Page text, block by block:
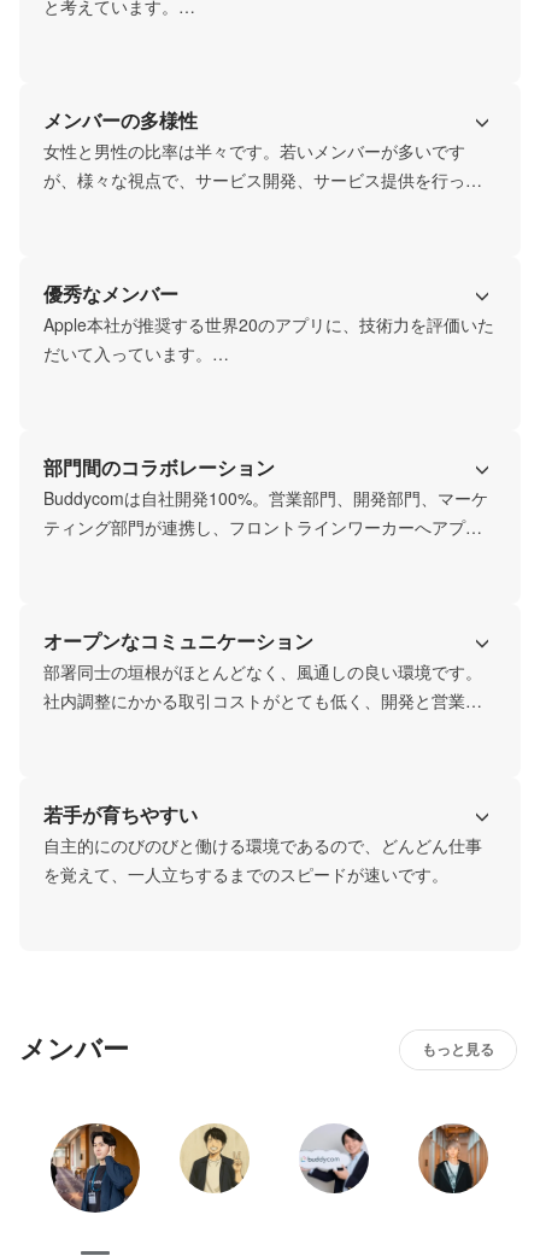
と考えています。
生成AIを活用した現場支援や、API連携によるエコシステム
の構築を通じて、さらなる効率化とイノベーションを目指
します。私たちが描く未来は、フロントラインワーカーが
メンバーの多様性
女性と男性の比率は半々です。若いメンバーが多いです
が、様々な視点で、サービス開発、サービス提供を行って
優秀なメンバー
Apple本社が推奨する世界20のアプリに、技術力を評価いた
だいて入っています。
当社のエンジニアは、Cisco DevNet Create 2020のCreator
Awardsに選出されるなど、世界的な評価を受けています。
部門間のコラボレーション
Buddycomは自社開発100%。営業部門、開発部門、マーケ
ティング部門が連携し、フロントラインワーカーへアプリ
オープンなコミュニケーション
部署同士の垣根がほとんどなく、風通しの良い環境です。
社内調整にかかる取引コストがとても低く、開発と営業一
若手が育ちやすい
自主的にのびのびと働ける環境であるので、どんどん仕事
を覚えて、一人立ちするまでのスピードが速いです。
メンバー もっと見る